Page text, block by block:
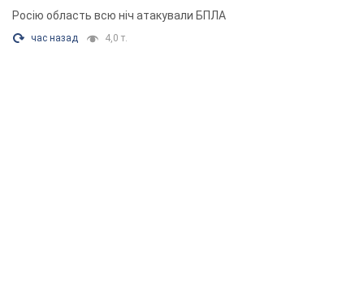
Росію область всю ніч атакували БПЛА
час назад 4,0 т.